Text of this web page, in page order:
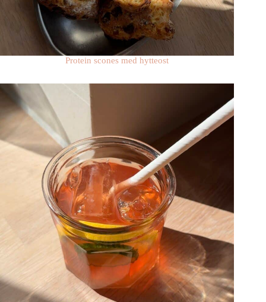
Protein scones med hytteost